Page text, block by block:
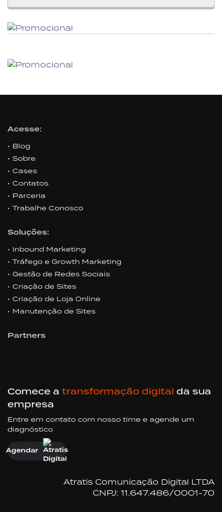
Acesse:
Blog
Sobre
Cases
Contatos
Parceria
Trabalhe Conosco
Soluções:
Inbound Marketing
Tráfego e Growth Marketing
Gestão de Redes Sociais
Criação de Sites
Criação de Loja Online
Manutenção de Sites
Partners
Comece a transformação digital da sua
empresa
Entre em contato com nosso time e agende um
diagnóstico
Agendar
Atratis Comunicação Digital LTDA
CNPJ: 11.647.486/0001-70